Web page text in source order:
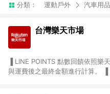
分類： 運動戶外 汽車用品
台灣樂天市場
與運費後之最終金額進行計算。 ▐ 注意事項 (1) 部分服務及店家